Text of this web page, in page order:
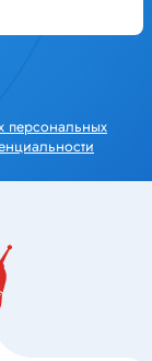
персональных